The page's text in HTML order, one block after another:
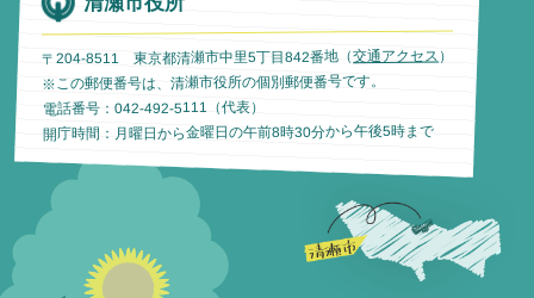
〒204-8511 東京都清瀬市中里5丁目842番地（交通アクセス ）
※この郵便番号は、清瀬市役所の個別郵便番号です。
電話番号：042-492-5111（代表）
開庁時間：月曜日から金曜日の午前8時30分から午後5時まで